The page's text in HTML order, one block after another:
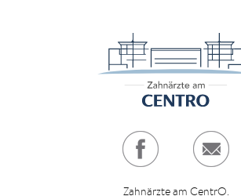
Zahnärzte am CentrO.